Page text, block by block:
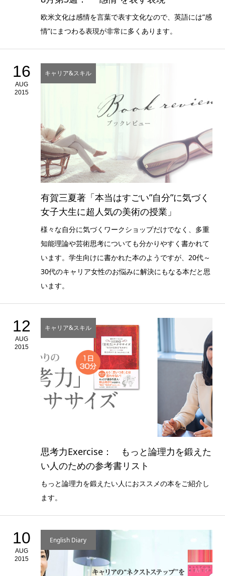
欧米文化は感情を言葉で表す文化なので、英語には”感
情”にまつわる表現が非常に多くあります。
16
AUG
2015
キャリア&スキル
有賀三夏著「本当はすごい”自分”に気づく
女子大生に超人気の美術の授業」
様々な自分に気づくワークショップだけでなく、多重
知能理論や芸術思考についても分かりやすく書かれて
います。学生向けに書かれた本のようですが、20代～
30代のキャリア女性のお悩みに解決にもなる本だと思
います。
12
AUG
2015
キャリア&スキル
思考力Exercise： もっと論理力を鍛えた
い人のための参考書リスト
もっと論理力を鍛えたい人におススメの本をご紹介し
ます。
10
AUG
2015
English Diary